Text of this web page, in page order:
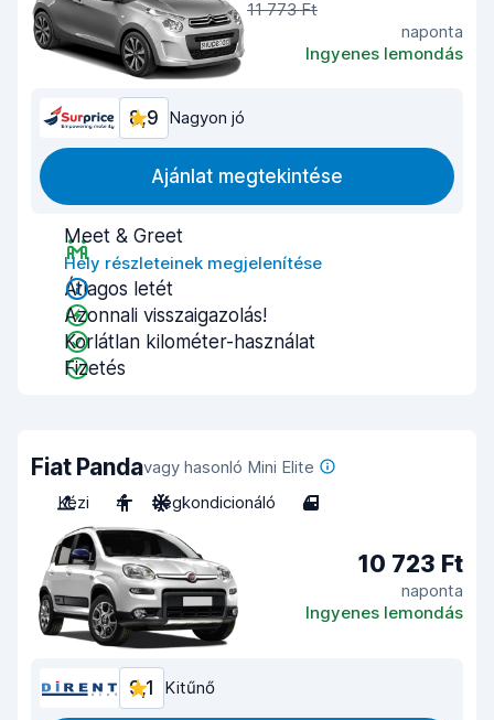
11 773 Ft
naponta
Ingyenes lemondás
8,9 Nagyon jó
Ajánlat megtekintése
Meet & Greet
Hely részleteinek megjelenítése
Átlagos letét
Azonnali visszaigazolás!
Korlátlan kilométer-használat
Fizetés
Fiat Pandavagy hasonló Mini Elite
Kézi
4 Légkondicionáló 4
10 723 Ft
naponta
Ingyenes lemondás
9,1 Kitűnő